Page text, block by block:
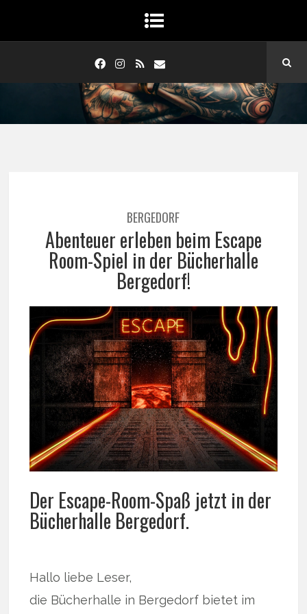
BERGEDORF
Abenteuer erleben beim Escape
Room-Spiel in der Bücherhalle
Bergedorf!
Der Escape-Room-Spaß jetzt in der
Bücherhalle Bergedorf.
Hallo liebe Leser,
die Bücherhalle in Bergedorf bietet im